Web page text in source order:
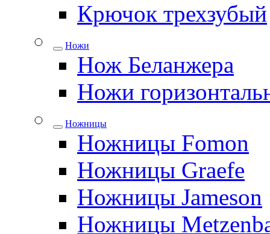
Крючок трехзубый
Ножи
Нож Беланжера
Ножи
Ножницы
Ножницы Fomon
Ножницы Graefe
Ножницы Jameson
Ножницы